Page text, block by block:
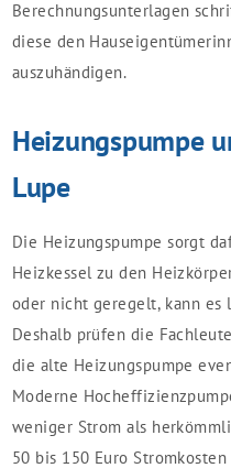
Berechnungsunterlagen
diese den
auszuhändigen.
Heizungspumpe
Lupe
Die Heizungspumpe sorgt
Heizkessel zu den
oder nicht geregelt, kann es
Deshalb prüfen die
die alte Heizungspumpe
Moderne
weniger Strom als
50 bis 150 Euro Stromkosten